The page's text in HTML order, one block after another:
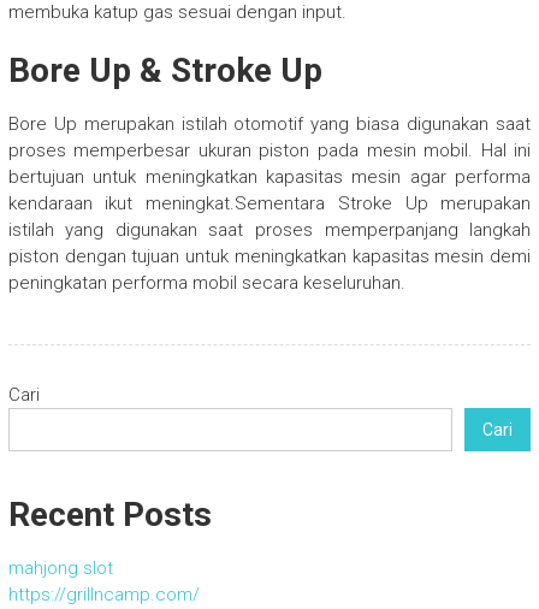
membuka katup gas sesuai dengan input.
Bore Up & Stroke Up
Bore Up merupakan istilah otomotif yang biasa digunakan saat
proses memperbesar ukuran piston pada mesin mobil. Hal ini
bertujuan untuk meningkatkan kapasitas mesin agar performa
kendaraan ikut meningkat.Sementara Stroke Up merupakan
istilah yang digunakan saat proses memperpanjang langkah
piston dengan tujuan untuk meningkatkan kapasitas mesin demi
peningkatan performa mobil secara keseluruhan.
Cari
Cari
Recent Posts
mahjong slot
https://grillncamp.com/